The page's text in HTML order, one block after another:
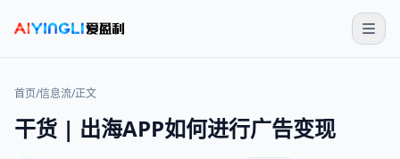
首页/信息流/正文
干货 | 出海APP如何进行广告变现